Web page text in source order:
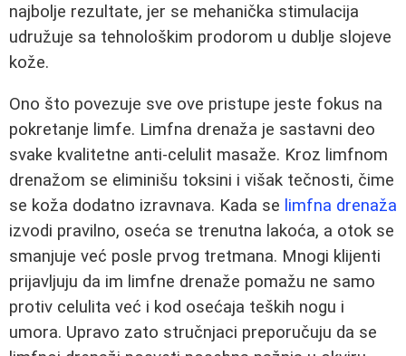
najbolje rezultate, jer se mehanička stimulacija
udružuje sa tehnološkim prodorom u dublje slojeve
kože.
Ono što povezuje sve ove pristupe jeste fokus na
pokretanje limfe. Limfna drenaža je sastavni deo
svake kvalitetne anti-celulit masaže. Kroz limfnom
drenažom se eliminišu toksini i višak tečnosti, čime
se koža dodatno izravnava. Kada se limfna drenaža
izvodi pravilno, oseća se trenutna lakoća, a otok se
smanjuje već posle prvog tretmana. Mnogi klijenti
prijavljuju da im limfne drenaže pomažu ne samo
protiv celulita već i kod osećaja teških nogu i
umora. Upravo zato stručnjaci preporučuju da se